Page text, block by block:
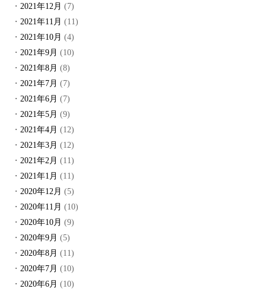
2021年12月 (7)
2021年11月 (11)
2021年10月 (4)
2021年9月 (10)
2021年8月 (8)
2021年7月 (7)
2021年6月 (7)
2021年5月 (9)
2021年4月 (12)
2021年3月 (12)
2021年2月 (11)
2021年1月 (11)
2020年12月 (5)
2020年11月 (10)
2020年10月 (9)
2020年9月 (5)
2020年8月 (11)
2020年7月 (10)
2020年6月 (10)